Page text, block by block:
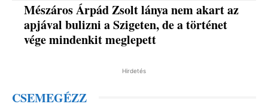
Mészáros Árpád Zsolt lánya nem akart az
apjával bulizni a Szigeten, de a történet
vége mindenkit meglepett
Hirdetés
CSEMEGÉZZ